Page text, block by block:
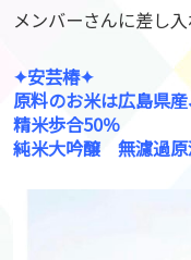
メンバーさんに差し
✦安芸椿✦
原料のお米は広島県
精米歩合50％
純米大吟醸 無濾過原